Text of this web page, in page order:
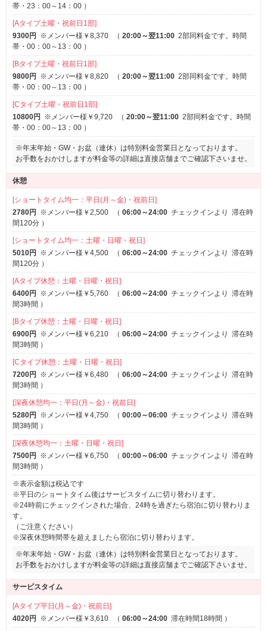
帯・23：00～14：00 ）
[Aタイプ土曜・祝前日1部]
9300円
※メンバー様￥8,370 （ 20:00～翌11:00 2部同料金です。時間
帯・00：00～13：00 ）
[Bタイプ土曜・祝前日1部]
9800円
※メンバー様￥8,820 （ 20:00～翌11:00 2部同料金です。時間
帯・00：00～13：00 ）
[Cタイプ土曜・祝前日1部]
10800円
※メンバー様￥9,720 （ 20:00～翌11:00 2部同料金です。時間
帯・00：00～13：00 ）
※年末年始・GW・お盆（連休）は特別料金営業日となっております。
お手数をおかけしますが料金等の詳細は直接店舗までご確認下さいませ。
休憩
[ショートタイム均一：平日(月～金)・祝前日]
2780円
※メンバー様￥2,500 （ 06:00～24:00 チェックインより
滞在時
間120分 ）
[ショートタイム均一：土曜・日曜・祝日]
5010円
※メンバー様￥4,500 （ 06:00～24:00 チェックインより
滞在時
間120分 ）
[Aタイプ休憩：土曜・日曜・祝日]
6400円
※メンバー様￥5,760 （ 06:00～24:00 チェックインより
滞在時
間3時間 ）
[Bタイプ休憩：土曜・日曜・祝日]
6900円
※メンバー様￥6,210 （ 06:00～24:00 チェックインより
滞在時
間3時間 ）
[Cタイプ休憩：土曜・日曜・祝日]
7200円
※メンバー様￥6,480 （ 06:00～24:00 チェックインより
滞在時
間3時間 ）
[深夜休憩均一：平日(月～金)・祝前日]
5280円
※メンバー様￥4,750 （ 00:00～06:00 チェックインより
滞在時
間3時間 ）
[深夜休憩均一：土曜・日曜・祝日]
7500円
※メンバー様￥6,750 （ 00:00～06:00 チェックインより
滞在時
間3時間 ）
※表示金額は税込です
※平日のショートタイム後はサービスタイムに切り替わります。
※24時前にチェックインされた場合、24時を過ぎたら宿泊に切り替わりま
す。
（ご注意ください）
※深夜休憩時間帯を超えましたら宿泊に切り替わります。
※年末年始・GW・お盆（連休）は特別料金営業日となっております。
お手数をおかけしますが料金等の詳細は直接店舗までご確認下さいませ。
サービスタイム
[Aタイプ平日(月～金)・祝前日]
4020円
※メンバー様￥3,610 （ 06:00～24:00 滞在時間18時間 ）